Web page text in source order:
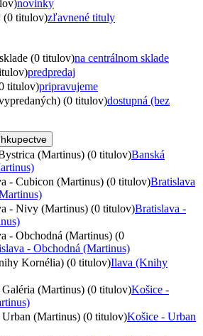
novinky
(0 titulov)zľavnené tituly
(0 titulov)na centrálnom sklade
predpredaj
titulov)pripravujeme
(0 titulov)dostupná (bez
(Martinus) (0 titulov)Banská
- Cubicon (Martinus) (0 titulov)Bratislava
- Nivy (Martinus) (0 titulov)Bratislava -
- Obchodná (Martinus) (0
- Obchodná (Martinus)
Kornélia) (0 titulov)Ilava (Knihy
(Martinus) (0 titulov)Košice -
(Martinus) (0 titulov)Košice - Urban